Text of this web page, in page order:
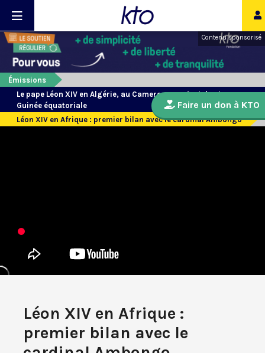
Contenu sponsorisé
Émissions
Le pape Léon XIV en Algérie, au Cameroun, en Angola et en
Guinée équatoriale
Léon XIV en Afrique : premier bilan avec le cardinal Ambongo
Léon XIV en Afrique :
premier bilan avec le
Faire un don à KTO